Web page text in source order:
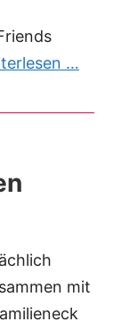
…
mit